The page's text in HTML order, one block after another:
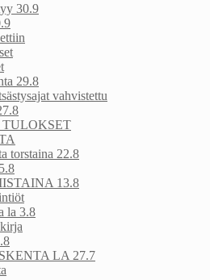
30.9
29.8
vahvistettu
torstaina 22.8
13.8
la 3.8
LA 27.7